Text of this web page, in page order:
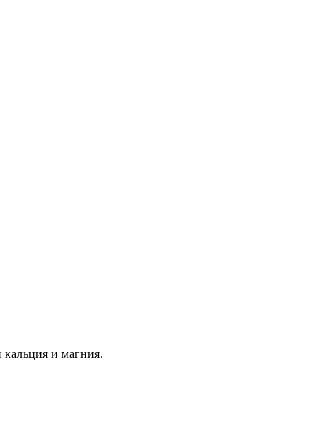
и магния.